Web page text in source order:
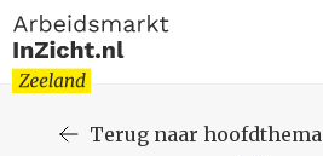
Terug naar hoofdthema